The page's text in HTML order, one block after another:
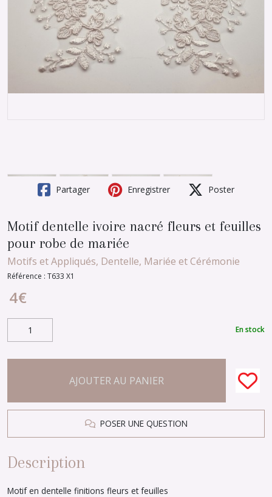
Partager Enregistrer Poster
Motif dentelle ivoire nacré fleurs et feuilles
pour robe de mariée
Motifs et Appliqués, Dentelle, Mariée et Cérémonie
Référence : T633 X1
4€
En stock
AJOUTER AU PANIER
POSER UNE QUESTION
Description
Motif en dentelle finitions fleurs et feuilles